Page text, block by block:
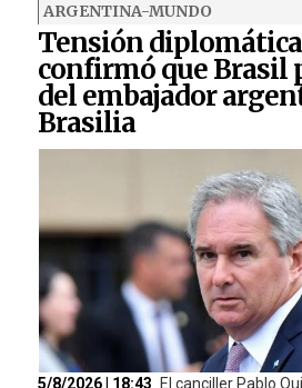
ARGENTINA-MUNDO
Tensión
confirmó que Brasil
del embajador
Brasilia
5/8/2026 | 18:43
El canciller Pablo